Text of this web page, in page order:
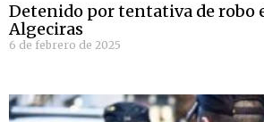
Detenido por tentativa de robo
Algeciras
6 de febrero de 2025